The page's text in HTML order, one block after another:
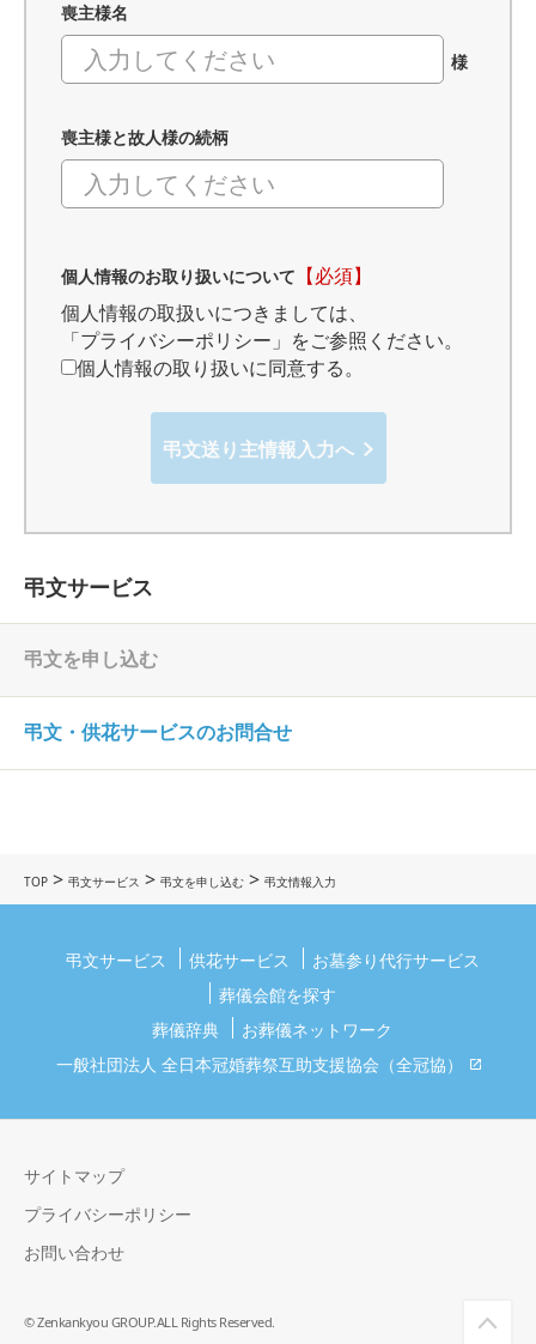
喪主様名
様
喪主様と故人様の続柄
個人情報のお取り扱いについて 【必須】
個人情報の取扱いにつきましては、
「プライバシーポリシー」 をご参照ください。
個人情報の取り扱いに同意する。
弔文送り主情報入力へ
弔文サービス
弔文を申し込む
弔文・供花サービスのお問合せ
TOP > 弔文サービス > 弔文を申し込む > 弔文情報入力
弔文サービス 供花サービス
お墓参り代行サービス
葬儀会館を探す
葬儀辞典
お葬儀ネットワーク
一般社団法人 全日本冠婚葬祭互助支援協会（全冠協）
サイトマップ
プライバシーポリシー
お問い合わせ
© Zenkankyou GROUP.ALL Rights Reserved.